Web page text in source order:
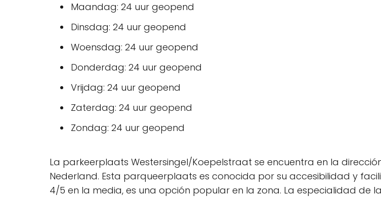
Maandag: 24 uur geopend
Dinsdag: 24 uur geopend
Woensdag: 24 uur geopend
Donderdag: 24 uur geopend
Vrijdag: 24 uur geopend
Zaterdag: 24 uur geopend
Zondag: 24 uur geopend
La parkeerplaats Westersingel/Koepelstraat se encuentra en la dirección
Nederland. Esta parqueerplaats es conocida por su accesibilidad y
4/5 en la media, es una opción popular en la zona. La especialidad